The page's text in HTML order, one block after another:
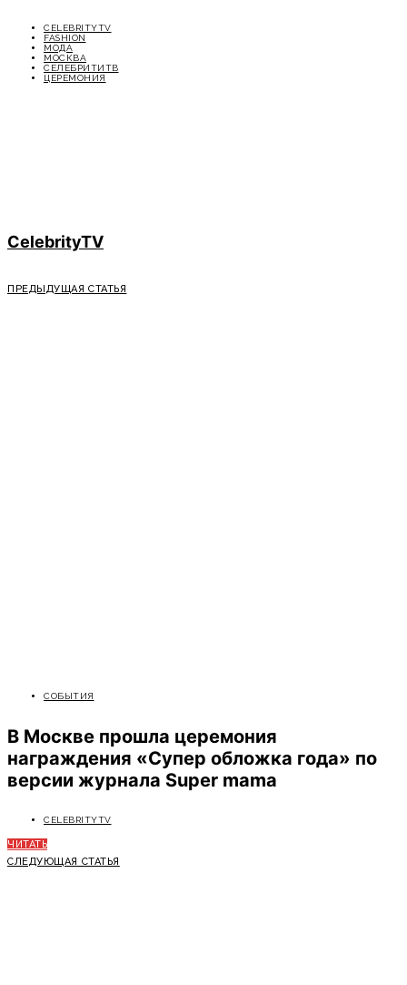
CELEBRITYTV
FASHION
МОДА
МОСКВА
СЕЛЕБРИТИТВ
ЦЕРЕМОНИЯ
CelebrityTV
ПРЕДЫДУЩАЯ СТАТЬЯ
СОБЫТИЯ
В Москве прошла церемония
награждения «Супер обложка года» по
версии журнала Super mama
CELEBRITYTV
ЧИТАТЬ
СЛЕДУЮЩАЯ СТАТЬЯ